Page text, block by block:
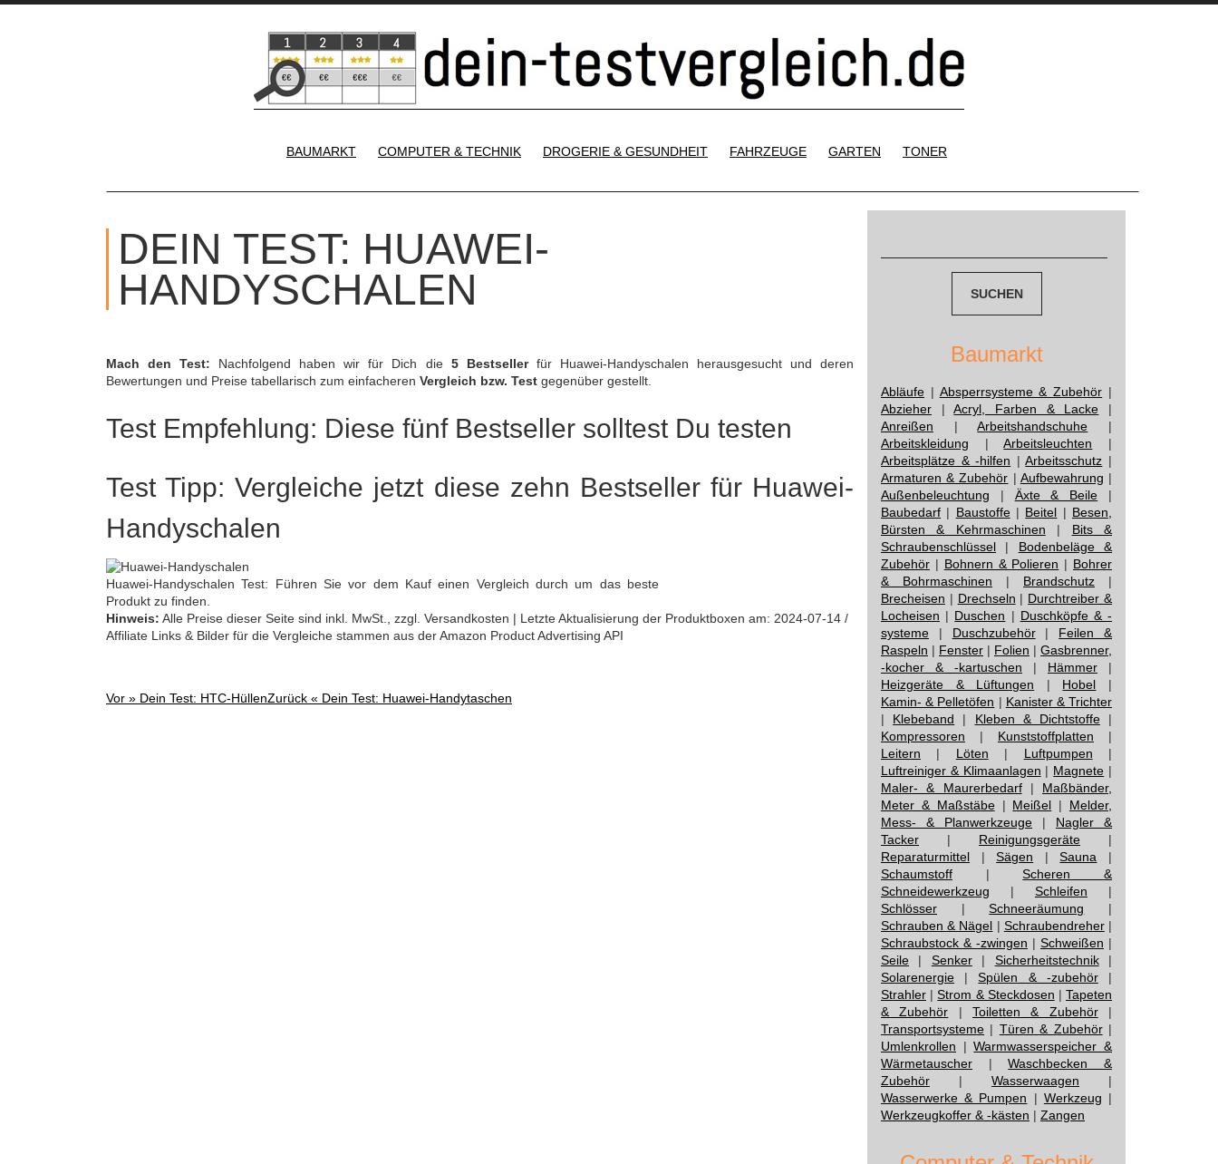
BAUMARKT
COMPUTER & TECHNIK DROGERIE & GESUNDHEIT FAHRZEUGE GARTEN TONER
DEIN TEST: HUAWEI-
HANDYSCHALEN
Mach den Test: Nachfolgend haben wir für Dich die 5 Bestsellerfür Huawei-Handyschalen herausgesucht und deren
Bewertungen und Preise tabellarisch zum einfacheren Vergleich bzw. Test gegenüber gestellt.
Test Empfehlung: Diese fünf Bestseller solltest Du testen
Test Tipp: Vergleiche jetzt diese zehn Bestseller für Huawei-
Handyschalen
Huawei-Handyschalen Test: Führen Sie vor dem Kauf einen Vergleich durch um das beste
Produkt zu finden.
Hinweis: Alle Preise dieser Seite sind inkl. MwSt., zzgl. Versandkosten | Letzte Aktualisierung der Produktboxen am: 2024-07-14 /
Affiliate Links & Bilder für die Vergleiche stammen aus der Amazon Product Advertising API
Post
Vor » Dein Test: HTC-HüllenZurück « Dein Test: Huawei-Handytaschen
Baumarkt
Abläufe | Absperrsysteme & Zubehör |
Abzieher |Acryl, Farben & Lacke |
Anreißen |Arbeitshandschuhe |
Arbeitskleidung |Arbeitsleuchten |
Arbeitsplätze & -hilfen |Arbeitsschutz |
Armaturen & Zubehör | Aufbewahrung |
Außenbeleuchtung | Äxte & Beile |
Baubedarf | Baustoffe| Beitel | Besen,
Bürsten & Kehrmaschinen | Bits &
Schraubenschlüssel | Bodenbeläge &
Zubehör | Bohnern & Polieren | Bohrer
& Bohrmaschinen | Brandschutz |
Brecheisen | Drechseln | Durchtreiber &
Locheisen | Duschen | Duschköpfe & -
systeme | Duschzubehör| Feilen &
Raspeln | Fenster | Folien | Gasbrenner,
-kocher & -kartuschen | Hämmer |
Heizgeräte & Lüftungen | Hobel |
Kamin- & Pelletöfen | Kanister & Trichter
| Klebeband | Kleben & Dichtstoffe|
Kompressoren | Kunststoffplatten |
Leitern | Löten | Luftpumpen |
Luftreiniger & Klimaanlagen | Magnete |
Maler- & Maurerbedarf| Maßbänder,
Meter & Maßstäbe| Meißel | Melder,
Mess- & Planwerkzeuge | Nagler &
Tacker | Reinigungsgeräte |
Reparaturmittel |Sägen |Sauna |
Schaumstoff |Scheren &
Schneidewerkzeug | Schleifen |
Schlösser |Schneeräumung |
Schrauben & Nägel | Schraubendreher|
Schraubstock & -zwingen | Schweißen |
Seile | Senker| Sicherheitstechnik|
Solarenergie |Spülen & -zubehör|
Strahler |Strom & Steckdosen |Tapeten
& Zubehör |Toiletten & Zubehör|
Transportsysteme | Türen & Zubehör|
Umlenkrollen |Warmwasserspeicher &
Wärmetauscher |Waschbecken &
Zubehör | Wasserwaagen |
Wasserwerke & Pumpen | Werkzeug |
Werkzeugkoffer & -kästen | Zangen